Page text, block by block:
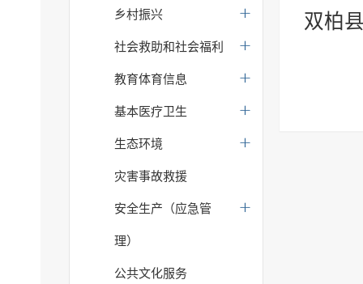
乡村振兴
社会救助和社会福利
教育体育信息
基本医疗卫生
生态环境
灾害事故救援
安全生产（应急管
理）
公共文化服务
双柏